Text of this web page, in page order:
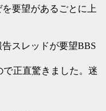
要望があるごとに上
スレッドが要望BBS
正直驚きました。迷